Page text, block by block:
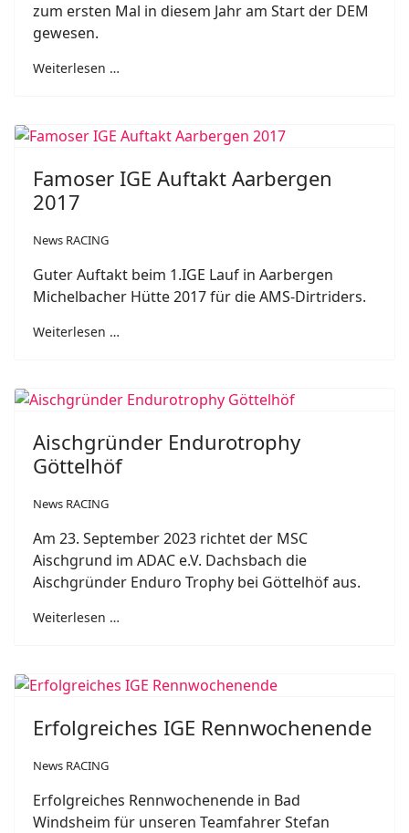
zum ersten Mal in diesem Jahr am Start der DEM
gewesen.
Weiterlesen …
Famoser IGE Auftakt Aarbergen
2017
News RACING
Guter Auftakt beim 1.IGE Lauf in Aarbergen
Michelbacher Hütte 2017 für die AMS-Dirtriders.
Weiterlesen …
Aischgründer Endurotrophy
Göttelhöf
News RACING
Am 23. September 2023 richtet der MSC
Aischgrund im ADAC e.V. Dachsbach die
Aischgründer Enduro Trophy bei Göttelhöf aus.
Weiterlesen …
Erfolgreiches IGE Rennwochenende
News RACING
Erfolgreiches Rennwochenende in Bad
Windsheim für unseren Teamfahrer Stefan